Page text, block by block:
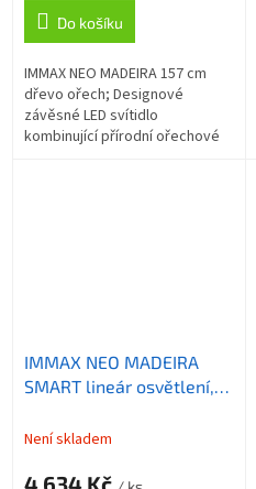
Do košíku
IMMAX NEO MADEIRA 157 cm
dřevo ořech; Designové
závěsné LED svítidlo
kombinující přírodní ořechové
IMMAX NEO MADEIRA
SMART lineár osvětlení,
TUYA
Není skladem
4 634 Kč